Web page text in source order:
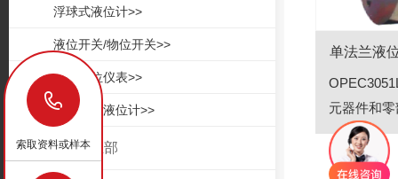
浮球式液位计>>
液位开关/物位开关>>
锅炉液位仪表>>
磁致伸缩液位计>>
压力事业部
单法兰液
元器件和
18629029878
索取资料或样本